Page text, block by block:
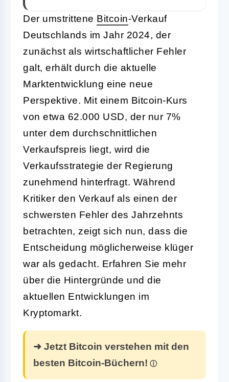
Der umstrittene Bitcoin-Verkauf
Deutschlands im Jahr 2024, der
zunächst als wirtschaftlicher Fehler
galt, erhält durch die aktuelle
Marktentwicklung eine neue
Perspektive. Mit einem Bitcoin-Kurs
von etwa 62.000 USD, der nur 7%
unter dem durchschnittlichen
Verkaufspreis liegt, wird die
Verkaufsstrategie der Regierung
zunehmend hinterfragt. Während
Kritiker den Verkauf als einen der
schwersten Fehler des Jahrzehnts
betrachten, zeigt sich nun, dass die
Entscheidung möglicherweise klüger
war als gedacht. Erfahren Sie mehr
über die Hintergründe und die
aktuellen Entwicklungen im
Kryptomarkt.
➜ Jetzt Bitcoin verstehen mit den
besten Bitcoin-Büchern!